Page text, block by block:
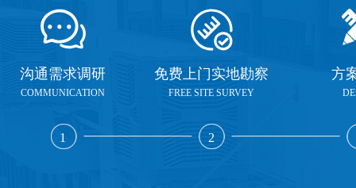
沟通需求调研
COMMUNICATION
1
免费上门实地勘察
FREE SITE SURVEY
2
方